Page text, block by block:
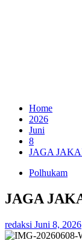
Home
2026
Juni
8
JAGA
Polhukam
JAGA
redaksi Juni 8, 2026